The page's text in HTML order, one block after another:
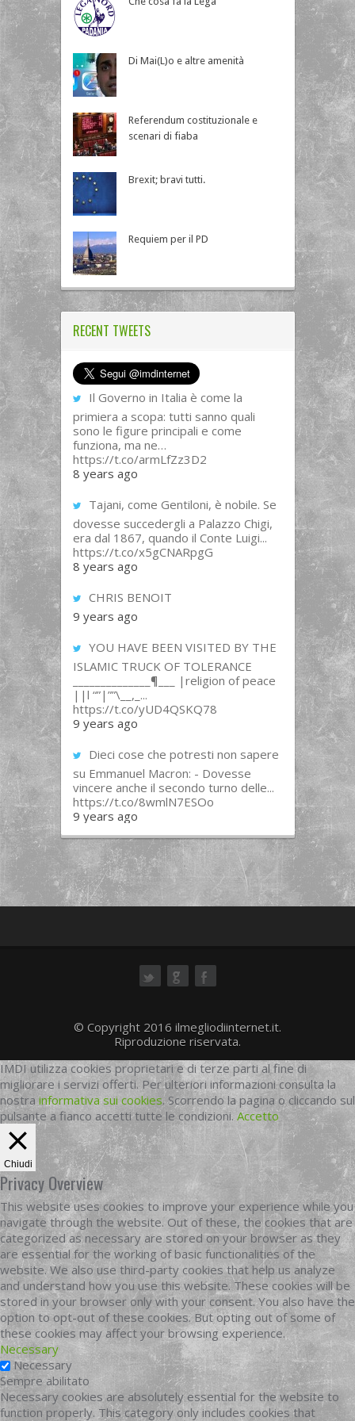
Di Mai(L)o e altre amenità
Referendum costituzionale e
scenari di fiaba
Brexit; bravi tutti.
Requiem per il PD
RECENT TWEETS
Il Governo in Italia è come la
primiera a scopa: tutti sanno quali
sono le figure principali e come
funziona, ma ne…
https://t.co/armLfZz3D2
8 years ago
Tajani, come Gentiloni, è nobile. Se
dovesse succedergli a Palazzo Chigi,
era dal 1867, quando il Conte Luigi...
https://t.co/x5gCNARpgG
8 years ago
CHRIS BENOIT
9 years ago
YOU HAVE BEEN VISITED BY THE
ISLAMIC TRUCK OF TOLERANCE
______________¶___ |religion of peace
||l “”|””\__,_...
https://t.co/yUD4QSKQ78
9 years ago
Dieci cose che potresti non sapere
su Emmanuel Macron: - Dovesse
vincere anche il secondo turno delle...
https://t.co/8wmlN7ESOo
9 years ago
© Copyright 2016 ilmegliodiinternet.it.
Riproduzione riservata.
IMDI utilizza cookies proprietari e di terze parti al fine di
migliorare i servizi offerti. Per ulteriori informazioni consulta la
nostrainformativa sui cookies. Scorrendo la pagina o cliccando sul
pulsante a fianco accetti tutte le condizioni. Accetto
Chiudi
Privacy Overview
This website uses cookies to improve your experience while you
navigate through the website. Out of these, the cookies that are
categorized as necessary are stored on your browser as they
are essential for the working of basic functionalities of the
website. We also use third-party cookies that help us analyze
and understand how you use this website. These cookies will be
stored in your browser only with your consent. You also have the
option to opt-out of these cookies. But opting out of some of
these cookies may affect your browsing experience.
Necessary
Necessary
Sempre abilitato
Necessary cookies are absolutely essential for the website to
function properly. This category only includes cookies that